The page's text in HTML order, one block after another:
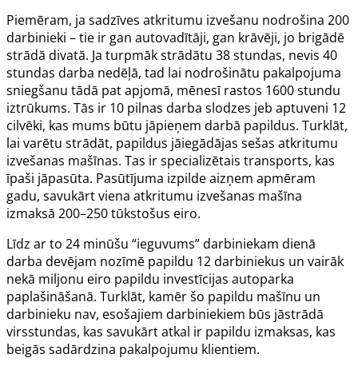
Piemēram, ja sadzīves atkritumu izvešanu nodrošina 200
darbinieki – tie ir gan autovadītāji, gan krāvēji, jo brigādē
strādā divatā. Ja turpmāk strādātu 38 stundas, nevis 40
stundas darba nedēļā, tad lai nodrošinātu pakalpojuma
sniegšanu tādā pat apjomā, mēnesī rastos 1600 stundu
iztrūkums. Tās ir 10 pilnas darba slodzes jeb aptuveni 12
cilvēki, kas mums būtu jāpieņem darbā papildus. Turklāt,
lai varētu strādāt, papildus jāiegādājas sešas atkritumu
izvešanas mašīnas. Tas ir specializētais transports, kas
īpaši jāpasūta. Pasūtījuma izpilde aizņem apmēram
gadu, savukārt viena atkritumu izvešanas mašīna
izmaksā 200–250 tūkstošus eiro.
Līdz ar to 24 minūšu “ieguvums” darbiniekam dienā
darba devējam nozīmē papildu 12 darbiniekus un vairāk
nekā miljonu eiro papildu investīcijas autoparka
paplašināšanā. Turklāt, kamēr šo papildu mašīnu un
darbinieku nav, esošajiem darbiniekiem būs jāstrādā
virsstundas, kas savukārt atkal ir papildu izmaksas, kas
beigās sadārdzina pakalpojumu klientiem.